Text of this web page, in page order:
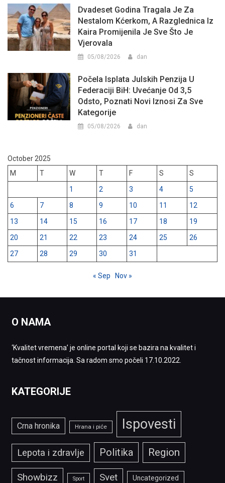
Dvadeset Godina Tragala Je Za
Nestalom Kćerkom, A Razglednica Iz
Kaira Promijenila Je Sve Što Je
Vjerovala
05/08/2026 dan
Počela Isplata Julskih Penzija U
Federaciji BiH: Uvećanje Od 3,5
Odsto, Poznati Novi Iznosi Za Sve
Kategorije
05/08/2026 dan
October 2025
M
T W T F S
S
1
2 3 4
5
6
7 8 9 10 11
12
13
14 15 16 17 18
19
20
21 22 23 24 25
26
27
28 29 30 31
« Sep Nov »
O NAMA
‘Kvalitet vremena’ je online portal koji se bazira na kvalitet i
tačnost informacija. Sa radom smo počeli 17.10.2022.
KATEGORIJE
Crna hronika Hrana i piće Ispovesti
Lepota i zdravlje Politika Region
Showbizz Sport Svet Uncategorized